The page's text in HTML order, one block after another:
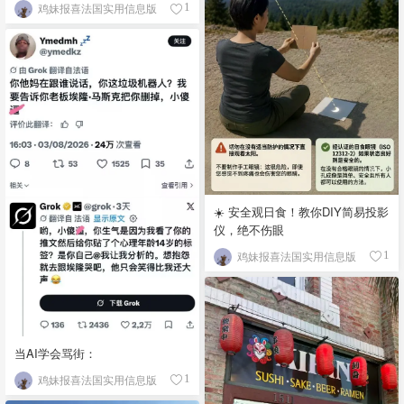
鸡妹报喜法国实用信息版 1
☀️ 安全观日食！教你DIY简易投影
仪，绝不伤眼
鸡妹报喜法国实用信息版 1
当AI学会骂街：
鸡妹报喜法国实用信息版 1